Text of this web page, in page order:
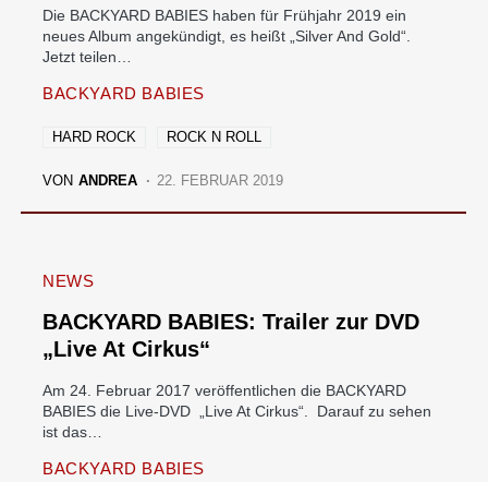
Die BACKYARD BABIES haben für Frühjahr 2019 ein
neues Album angekündigt, es heißt „Silver And Gold“.
Jetzt teilen…
BACKYARD BABIES
HARD ROCK ROCK N ROLL
VON ANDREA 22. FEBRUAR 2019
NEWS
BACKYARD BABIES: Trailer zur DVD
„Live At Cirkus“
Am 24. Februar 2017 veröffentlichen die BACKYARD
BABIES die Live-DVD „Live At Cirkus“. Darauf zu sehen
ist das…
BACKYARD BABIES